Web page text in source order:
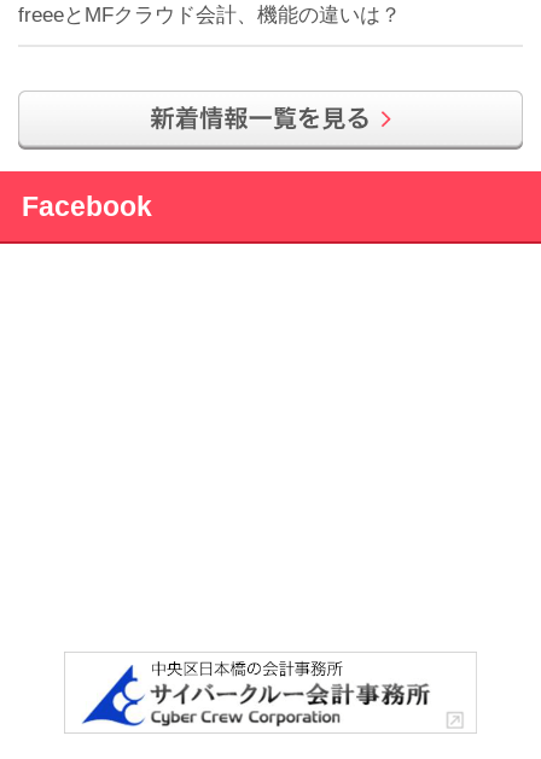
freeeとMFクラウド会計、機能の違いは？
Facebook